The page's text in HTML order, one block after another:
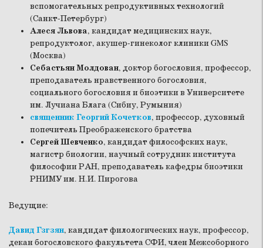
вспомогательных репродуктивных технологий
(Санкт-Петербург)
Алеся Львова, кандидат медицинских наук,
репродуктолог, акушер-гинеколог клиники GMS
(Москва)
Себастьян Молдован, доктор богословия, профессор,
преподаватель нравственного богословия,
социального богословия и биоэтики в Университете
им. Лучиана Блага (Сибиу, Румыния)
священник Георгий Кочетков, профессор, духовный
попечитель Преображенского братства
Сергей Шевченко, кандидат философских наук,
магистр биологии, научный сотрудник института
философии РАН, преподаватель кафедры биоэтики
РНИМУ им. Н.И. Пирогова
Ведущие:
Давид Гзгзян, кандидат филологических наук, профессор,
декан богословского факультета СФИ, член Межсоборного